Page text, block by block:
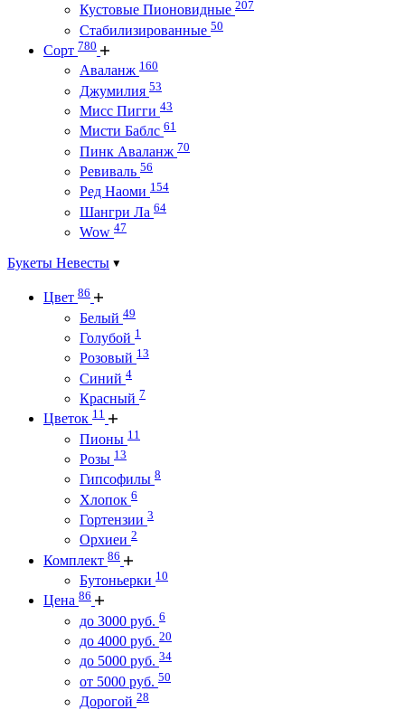
Кустовые Пионовидные 207
Стабилизированные 50
Сорт 780
Аваланж 160
Джумилия 53
Мисс Пигги 43
Мисти Баблс 61
Пинк Аваланж 70
Ревиваль 56
Ред Наоми 154
Шангри Ла 64
Wow 47
Букеты Невесты
Цвет 86
Белый 49
Голубой 1
Розовый 13
Синий 4
Красный 7
Цветок 11
Пионы 11
Розы 13
Гипсофилы 8
Хлопок 6
Гортензии 3
Орхиеи 2
Комплект 86
Бутоньерки 10
Цена 86
до 3000 руб. 6
до 4000 руб. 20
до 5000 руб. 34
от 5000 руб. 50
Дорогой 28